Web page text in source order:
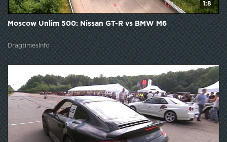
1:8
Moscow Unlim 500: Nissan GT-R vs BMW M6
DragtimesInfo